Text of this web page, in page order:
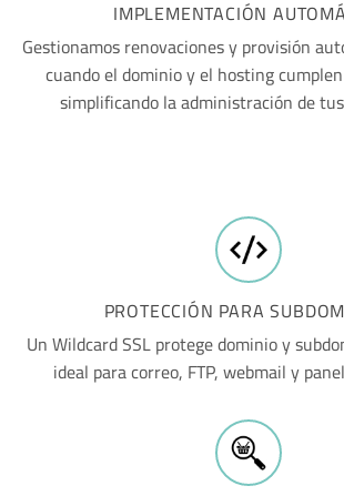
IMPLEMENTACIÓN
Gestionamos renovaciones y provisión
cuando el dominio y el hosting
simplificando la administración de
PROTECCIÓN PARA
Un Wildcard SSL protege dominio y
ideal para correo, FTP, webmail y